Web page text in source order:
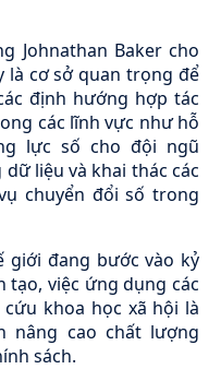
Johnathan Baker cho
là cơ sở quan trọng để
định hướng hợp tác
các lĩnh vực như hỗ
lực số cho đội ngũ
liệu và khai thác các
chuyển đổi số trong
giới đang bước vào kỷ
tạo, việc ứng dụng các
khoa học xã hội là
nâng cao chất lượng
sách.